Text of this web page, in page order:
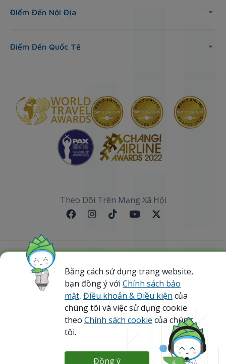
Điểm Đến Nội Địa
Điểm Đến Quốc Tế
Theo Dõi Trên Mạng Xã Hội
Sơ đồ website
@ 2023 Bamboo Airways Copyright. All Rights
Reserved.
Business Registration Code: 0107867370
Bằng cách sử dụng trang website,
bạn đồng ý với Chính sách bảo
mật, Điều khoản & Điều kiện của
chúng tôi và việc sử dụng cookie
theo Chính sách cookie của chúng
tôi.
Đồng ý